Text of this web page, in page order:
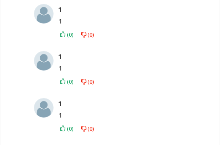
1
1
(0) (0)
1
1
(0) (0)
1
1
(0) (0)